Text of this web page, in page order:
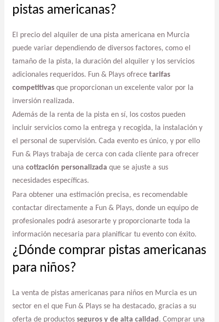
pistas americanas?
El precio del alquiler de una pista americana en Murcia
puede variar dependiendo de diversos factores, como el
tamaño de la pista, la duración del alquiler y los servicios
adicionales requeridos. Fun & Plays ofrece tarifas
competitivasque proporcionan un excelente valor por la
inversión realizada.
Además de la renta de la pista en sí, los costos pueden
incluir servicios como la entrega y recogida, la instalación y
el personal de supervisión. Cada evento es único, y por ello
Fun & Plays trabaja de cerca con cada cliente para ofrecer
una cotización personalizada que se ajuste a sus
necesidades específicas.
Para obtener una estimación precisa, es recomendable
contactar directamente a Fun & Plays, donde un equipo de
profesionales podrá asesorarte y proporcionarte toda la
información necesaria para planificar tu evento con éxito.
¿Dónde comprar pistas americanas
para niños?
La venta de pistas americanas para niños en Murcia es un
sector en el que Fun & Plays se ha destacado, gracias a su
oferta de productos seguros y de alta calidad. Comprar una